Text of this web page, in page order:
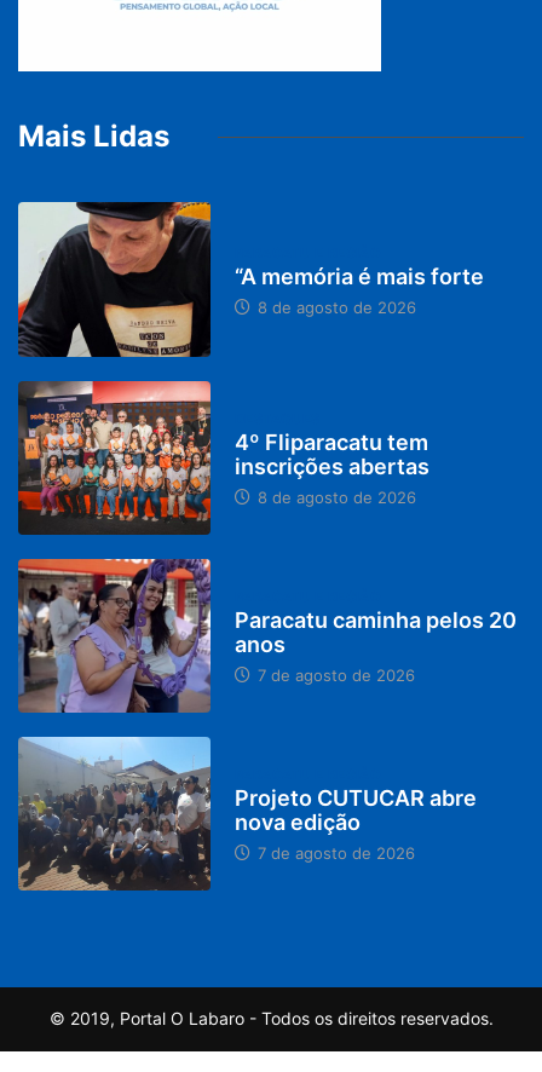
Mais Lidas
“A memória é mais forte
8 de agosto de 2026
4º Fliparacatu tem
inscrições abertas
8 de agosto de 2026
Paracatu caminha pelos 20
anos
7 de agosto de 2026
Projeto CUTUCAR abre
nova edição
7 de agosto de 2026
© 2019, Portal O Labaro - Todos os direitos reservados.